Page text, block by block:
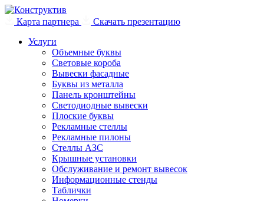
Карта партнера
Скачать презентацию
Услуги
Объемные буквы
Световые короба
Вывески фасадные
Буквы из металла
Панель кронштейны
Светодиодные вывески
Плоские буквы
Рекламные стеллы
Рекламные пилоны
Стеллы АЗС
Крышные установки
Обслуживание и ремонт вывесок
Информационные стенды
Таблички